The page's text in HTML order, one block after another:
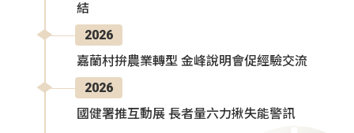
結
2026
嘉蘭村拚農業轉型 金峰說明會促經驗交流
2026
國健署推互動展 長者量六力揪失能警訊